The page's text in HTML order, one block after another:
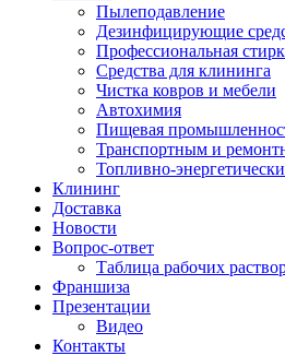
Пылеподавление
Дезинфицирующие
Профессиональная
Средства для клининга
Чистка ковров и мебели
Автохимия
Пищевая
Транспортным и
Топливно-
Клининг
Доставка
Новости
Вопрос-ответ
Таблица рабочих
Франшиза
Презентации
Видео
Контакты